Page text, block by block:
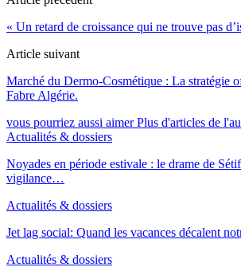
« Un retard de croissance qui ne trouve pas
Article suivant
Marché du Dermo-Cosmétique : La stratégie
Fabre Algérie.
vous pourriez aussi aimer Plus d'articles de
Actualités & dossiers
Noyades en période estivale : le drame de
vigilance…
Actualités & dossiers
Jet lag social: Quand les vacances décalent
Actualités & dossiers